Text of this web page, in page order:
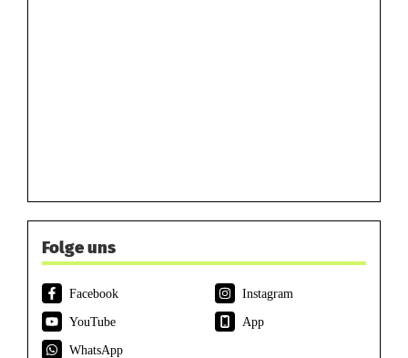
Folge uns
Facebook
Instagram
YouTube
App
WhatsApp